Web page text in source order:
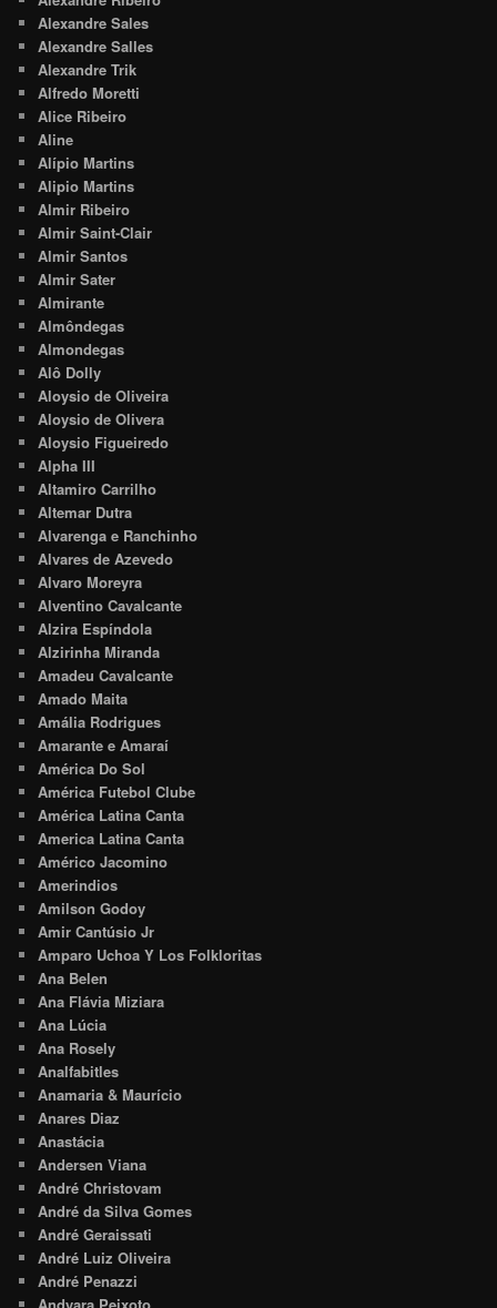
Alexandre Sales
Alexandre Salles
Alexandre Trik
Alfredo Moretti
Alice Ribeiro
Aline
Alípio Martins
Alipio Martins
Almir Ribeiro
Almir Saint-Clair
Almir Santos
Almir Sater
Almirante
Almôndegas
Almondegas
Alô Dolly
Aloysio de Oliveira
Aloysio de Olivera
Aloysio Figueiredo
Alpha III
Altamiro Carrilho
Altemar Dutra
Alvarenga e Ranchinho
Alvares de Azevedo
Alvaro Moreyra
Alventino Cavalcante
Alzira Espíndola
Alzirinha Miranda
Amadeu Cavalcante
Amado Maita
Amália Rodrigues
Amarante e Amaraí
América Do Sol
América Futebol Clube
América Latina Canta
America Latina Canta
Américo Jacomino
Amerindios
Amilson Godoy
Amir Cantúsio Jr
Amparo Uchoa Y Los Folkloritas
Ana Belen
Ana Flávia Miziara
Ana Lúcia
Ana Rosely
Analfabitles
Anamaria & Maurício
Anares Diaz
Anastácia
Andersen Viana
André Christovam
André da Silva Gomes
André Geraissati
André Luiz Oliveira
André Penazzi
Andyara Peixoto